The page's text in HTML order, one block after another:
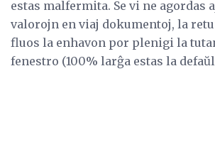
estas malfermita. Se vi ne agordas
valorojn en viaj dokumentoj, la
fluos la enhavon por plenigi la
fenestro (100% larĝa estas la